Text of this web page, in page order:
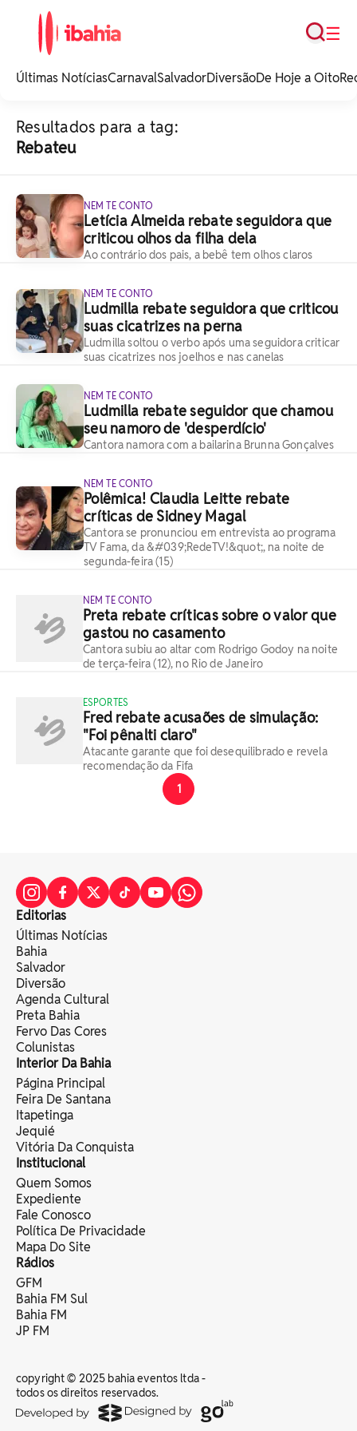
noticias e
☰
Busca
Últimas NotíciasCarnavalSalvadorDiversãoDe Hoje a Oito
Resultados para a tag:
Rebateu
NEM TE CONTO
Letícia Almeida rebate seguidora que
criticou olhos da filha dela
Ao contrário dos pais, a bebê tem olhos claros
NEM TE CONTO
Ludmilla rebate seguidora que criticou
suas cicatrizes na perna
Ludmilla soltou o verbo após uma seguidora criticar
suas cicatrizes nos joelhos e nas canelas
NEM TE CONTO
Ludmilla rebate seguidor que chamou
seu namoro de 'desperdício'
Cantora namora com a bailarina Brunna Gonçalves
NEM TE CONTO
Polêmica! Claudia Leitte rebate
críticas de Sidney Magal
Cantora se pronunciou em entrevista ao programa
TV Fama, da &#039;RedeTV!&quot;, na noite de
segunda-feira (15)
NEM TE CONTO
Preta rebate críticas sobre o valor que
gastou no casamento
Cantora subiu ao altar com Rodrigo Godoy na noite
de terça-feira (12), no Rio de Janeiro
ESPORTES
Fred rebate acusaões de simulação:
"Foi pênalti claro"
Atacante garante que foi desequilibrado e revela
recomendação da Fifa
1
Editorias
Últimas Notícias
Bahia
Salvador
Diversão
Agenda Cultural
Preta Bahia
Fervo Das Cores
Colunistas
Interior Da Bahia
Página Principal
Feira De Santana
Itapetinga
Jequié
Vitória Da Conquista
Institucional
Quem Somos
Expediente
Fale Conosco
Política De Privacidade
Mapa Do Site
Rádios
GFM
Bahia FM Sul
Bahia FM
JP FM
copyright © 2025 bahia eventos ltda -
todos os direitos reservados.